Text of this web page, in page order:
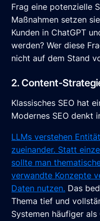
Frag eine potenzielle
Maßnahmen setzen
Kunden in ChatGPT
werden? Wer diese
nicht auf dem Stand
2. Content-
Klassisches SEO hat
Modernes SEO denkt
LLMs verstehen
zueinander. Statt
sollte man
verwandte Konzepte
Daten nutzen. Das
Thema tief und
Systemen häufiger